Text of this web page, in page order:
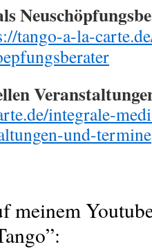
tango-a-la-
integrale-
und-termine
meinem